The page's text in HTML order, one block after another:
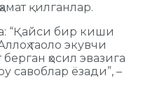
қилганлар.
“Қайси бир киши
таоло экувчи
ҳосил эвазига
савоблар ёзади”, –